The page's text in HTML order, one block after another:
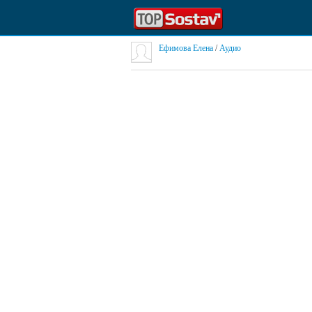
Ефимова Елена /Аудио